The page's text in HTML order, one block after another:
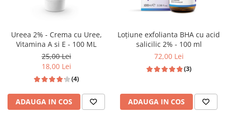
Ureea 2% - Crema cu Uree,
Vitamina A si E - 100 ML
25,00 Lei
18,00 Lei
(4)
ADAUGA IN COS
Loțiune exfolianta BHA cu acid
salicilic 2% - 100 ml
72,00 Lei
(3)
ADAUGA IN COS